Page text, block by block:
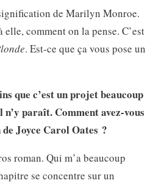
de Marilyn Monroe.
elle, comment on la pense. C’est
. Est-ce que ça vous pose un
que c’est un projet beaucoup
n’y paraît. Comment avez-vous
Joyce Carol Oates ?
roman. Qui m’a beaucoup
se concentre sur un